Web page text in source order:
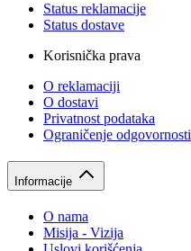
Status reklamacije
Status dostave
Korisnička prava
O reklamaciji
O dostavi
Privatnost podataka
Ograničenje odgovornosti
Informacije
O nama
Misija - Vizija